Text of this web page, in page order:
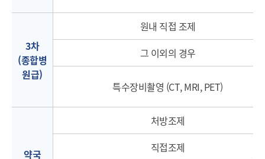
열기
열기
열기
3차
(종합병
원급)
원내 직접 조제
그 이외의 경우
특수장비촬영 (CT, MRI, PET)
약국
처방조제
직접조제